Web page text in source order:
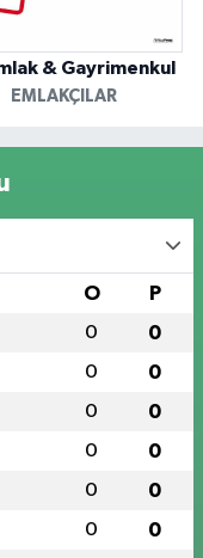
& Gayrimenkul
EMLAKÇILAR
O P
0 0
0 0
0 0
0 0
0 0
0 0